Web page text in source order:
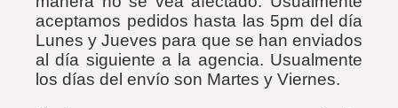
aceptamos pedidos hasta las 5pm del día
Lunes y Jueves para que se han enviados
al día siguiente a la agencia. Usualmente
los días del envío son Martes y Viernes.